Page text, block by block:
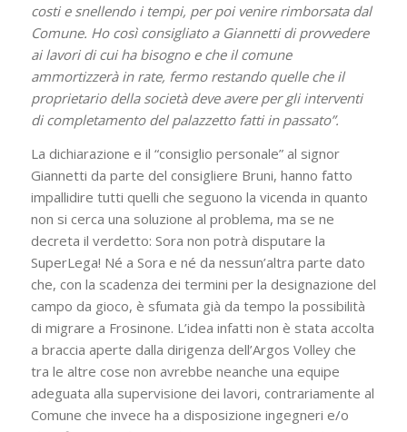
costi e snellendo i tempi, per poi venire rimborsata dal
Comune. Ho così consigliato a Giannetti di provvedere
ai lavori di cui ha bisogno e che il comune
ammortizzerà in rate, fermo restando quelle che il
proprietario della società deve avere per gli interventi
di completamento del palazzetto fatti in passato”.
La dichiarazione e il “consiglio personale” al signor
Giannetti da parte del consigliere Bruni, hanno fatto
impallidire tutti quelli che seguono la vicenda in quanto
non si cerca una soluzione al problema, ma se ne
decreta il verdetto: Sora non potrà disputare la
SuperLega! Né a Sora e né da nessun’altra parte dato
che, con la scadenza dei termini per la designazione del
campo da gioco, è sfumata già da tempo la possibilità
di migrare a Frosinone. L’idea infatti non è stata accolta
a braccia aperte dalla dirigenza dell’Argos Volley che
tra le altre cose non avrebbe neanche una equipe
adeguata alla supervisione dei lavori, contrariamente al
Comune che invece ha a disposizione ingegneri e/o